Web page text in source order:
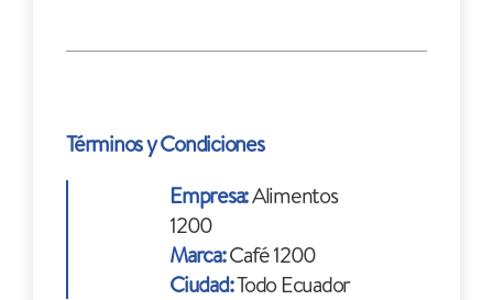
Términos y Condiciones
Empresa:Alimentos
1200
Marca:Café 1200
Ciudad:Todo Ecuador